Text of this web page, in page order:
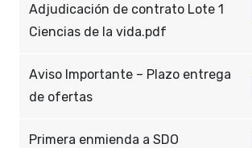
Adjudicación de contrato Lote 1
Ciencias de la vida.pdf
Aviso Importante – Plazo entrega
de ofertas
Primera enmienda a SDO